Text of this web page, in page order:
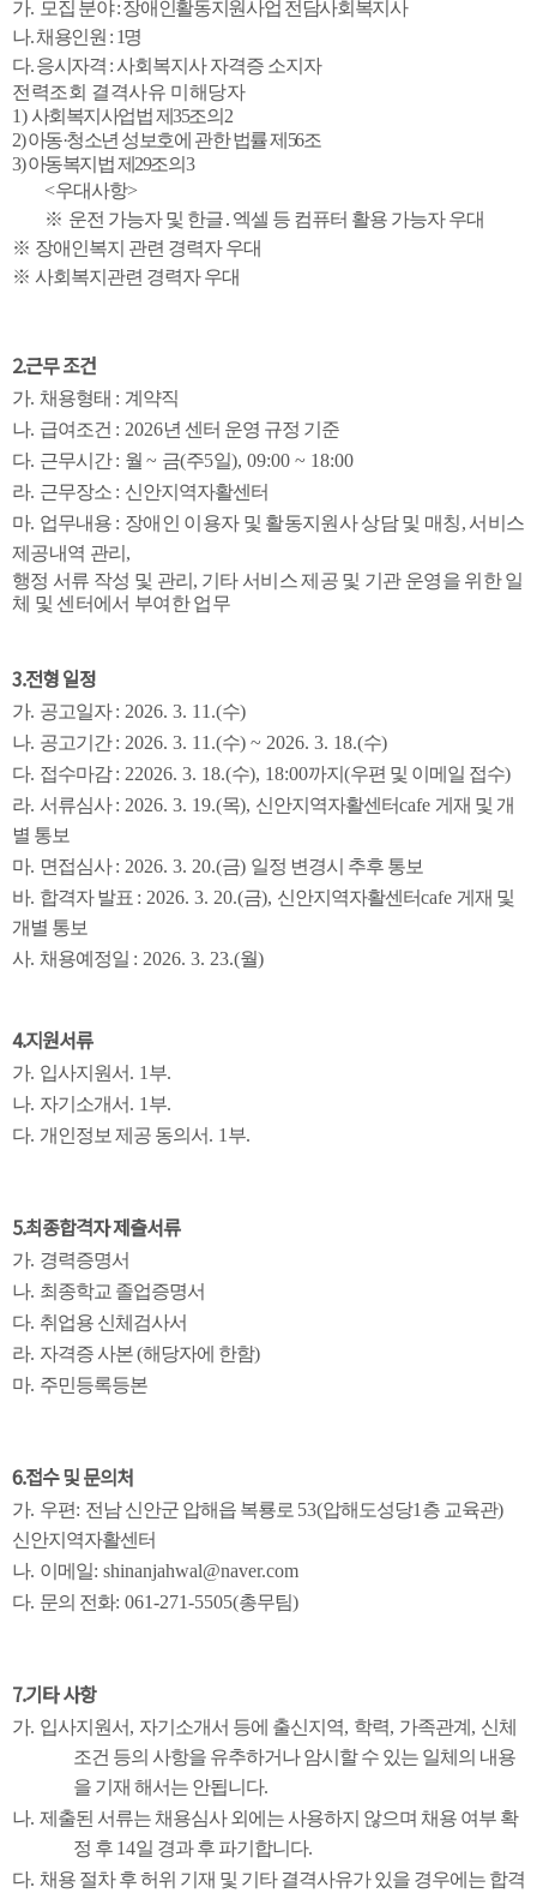
가. 모집 분야:장애인활동지원사업 전담사회복지사
나.채용인원 : 1명
다.응시자격 :사회복지사 자격증 소지자
전력조회 결격사유 미해당자
1)사회복지사업법 제35조의 2
2)아동·청소년 성보호에 관한 법률 제 56조
3)아동복지법 제 29조의3
<우대사항>
※ 운전 가능자 및 한글․ 엑셀 등 컴퓨터 활용 가능자 우대
※ 장애인복지 관련 경력자 우대
※ 사회복지관련 경력자 우대
2.근무 조건
가. 채용형태 : 계약직
나. 급여조건 : 2026년 센터 운영 규정 기준
다. 근무시간: 월 ~ 금(주5일), 09:00 ~ 18:00
라. 근무장소 : 신안지역자활센터
마. 업무내용 : 장애인 이용자 및 활동지원사 상담 및 매칭, 서비스
제공내역 관리 ,
행정 서류 작성 및 관리 , 기타 서비스 제공 및 기관 운영을 위한 일
체 및 센터에서 부여한 업무
3.전형 일정
가. 공고일자: 2026. 3. 11.(수)
나. 공고기간: 2026. 3. 11.(수) ~ 2026. 3. 18.(수)
다. 접수마감: 22026. 3. 18.(수), 18:00까지 (우편 및 이메일 접수)
라. 서류심사: 2026. 3. 19.(목), 신안지역자활센터cafe 게재 및 개
별 통보
마. 면접심사: 2026. 3. 20.(금) 일정 변경시 추후 통보
바. 합격자 발표 : 2026. 3. 20.(금), 신안지역자활센터cafe 게재 및
개별 통보
사. 채용예정일 : 2026. 3. 23.(월)
4.지원서류
가. 입사지원서. 1 부.
나. 자기소개서. 1 부.
다. 개인정보 제공 동의서. 1 부.
5.최종합격자 제출서류
가. 경력증명서
나. 최종학교 졸업증명서
다. 취업용 신체검사서
라. 자격증 사본(해당자에 한함)
마. 주민등록등본
6.접수 및 문의처
가. 우편: 전남 신안군 압해읍 복룡로 53(압해도성당1 층 교육관)
신안지역자활센터
나. 이메일: shinanjahwal@naver.com
다. 문의 전화: 061-271-5505(총무팀)
7.기타 사항
가. 입사지원서, 자기소개서 등에 출신지역, 학력, 가족관계 , 신체
조건 등의 사항을 유추하거나 암시할 수 있는 일체의 내용
을 기재 해서는 안됩니다.
나. 제출된 서류는 채용심사 외에는 사용하지 않으며 채용 여부 확
정 후 14일 경과 후 파기합니다.
다. 채용 절차 후 허위 기재 및 기타 결격사유가 있을 경우에는 합격